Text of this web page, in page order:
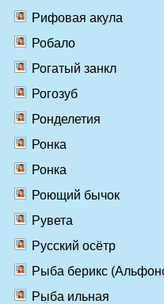
Рифовая акула
Робало
Рогатый занкл
Рогозуб
Ронделетия
Ронка
Ронка
Роющий бычок
Рувета
Русский осётр
Рыба берикс
Рыба ильная